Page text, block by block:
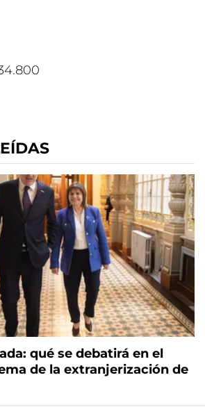
qué se debatirá en el
de la extranjerización de